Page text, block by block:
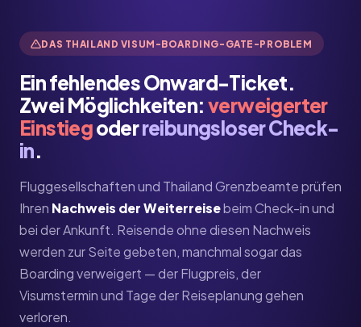
DAS THAILAND VISUM-BOARDING-GATE-PROBLEM
Ein fehlendes Onward-Ticket.
Zwei Möglichkeiten: verweigerter
Einstiegoderreibungsloser Check-
in.
Fluggesellschaften und Thailand Grenzbeamte prüfen
Ihren Nachweis der Weiterreisebeim Check-in und
bei der Ankunft. Reisende ohne diesen Nachweis
werden zur Seite gebeten, manchmal sogar das
Boarding verweigert — der Flugpreis, der
Visumstermin und Tage der Reiseplanung gehen
verloren.